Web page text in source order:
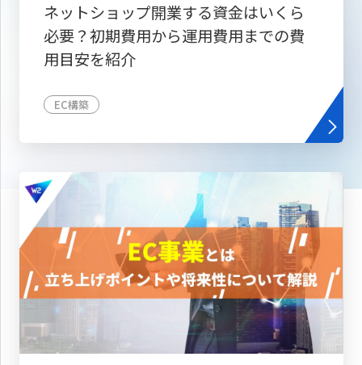
ネットショップ開業する資金はいくら
必要？初期費用から運用費用までの費
用目安を紹介
EC構築